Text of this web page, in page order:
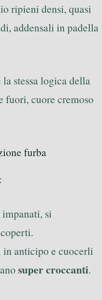
ripieni densi, quasi
addensali in padella
stessa logica della
fuori, cuore cremoso
furba
si
coperti.
in anticipo e cuocerli
super croccanti.